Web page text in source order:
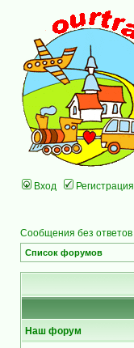
Вход Регистрация
Сообщения без ответов
Список форумов
Наш форум